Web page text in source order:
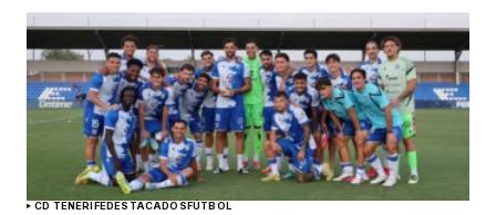
CD TENERIFEDESTACADOSFÚTBOL